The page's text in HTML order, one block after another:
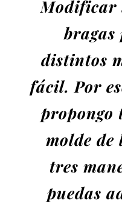
Modificar
distintos
fácil. Por
molde de
tres
puedas